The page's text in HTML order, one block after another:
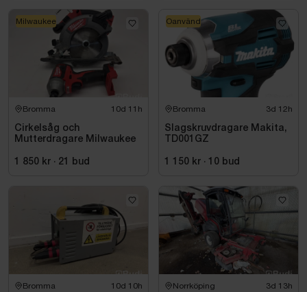
Bromma 10d 11h
Cirkelsåg och
Mutterdragare Milwaukee
1 850 kr · 21 bud
Milwaukee
Bromma 3d 12h
Slagskruvdragare Makita,
TD001GZ
1 150 kr · 10 bud
Oanvänd
Bromma 10d 10h Norrköping 3d 13h